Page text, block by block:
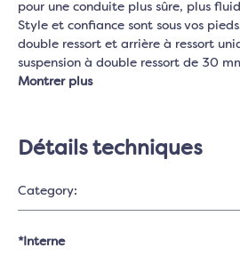
pour une conduite plus sûre, plus
Style et confiance sont sous vos
double ressort et arrière à ressort
suspension à double ressort de 30
Montrer plus
Détails techniques
Category:
*Interne